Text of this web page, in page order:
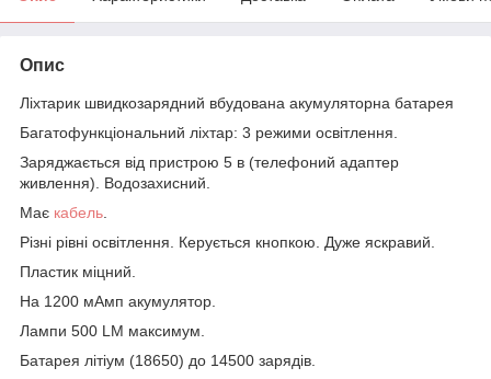
Опис
Ліхтарик швидкозарядний вбудована акумуляторна батарея
Багатофункціональний ліхтар: 3 режими освітлення.
Заряджається від пристрою 5 в (телефоний адаптер
живлення). Водозахисний.
Має кабель
Різні рівні освітлення. Керується кнопкою. Дуже яскравий.
Пластик міцний.
На 1200 мАмп акумулятор.
Лампи 500 LM максимум.
Батарея літіум (18650) до 14500 зарядів.